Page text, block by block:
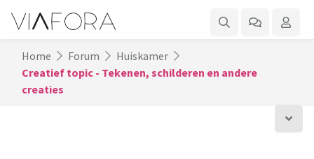
Home Forum
Huiskamer
Creatief topic - Tekenen, schilderen en andere
creaties